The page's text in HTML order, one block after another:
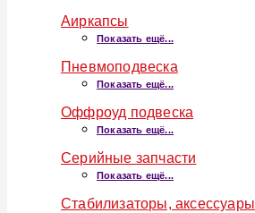
Аиркапсы
Показать ещё...
Пневмоподвеска
Показать ещё...
Оффроуд подвеска
Показать ещё...
Серийные запчасти
Показать ещё...
Стабилизаторы, аксессуары